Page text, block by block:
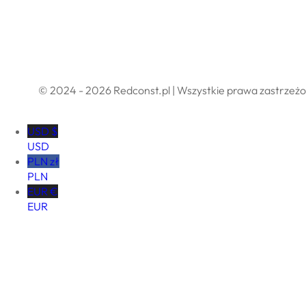
© 2024 - 2026 Redconst.pl | Wszystkie prawa
USD $
USD
PLN zł
PLN
EUR €
EUR